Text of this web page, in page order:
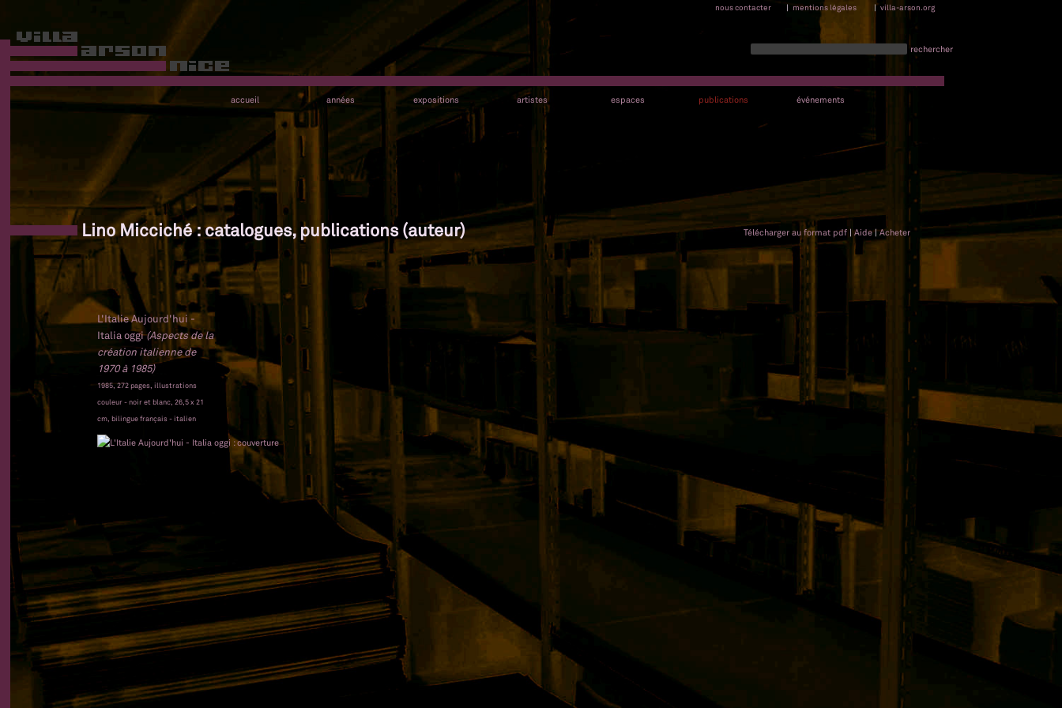
nous contacter | mentions légales | villa-arson.org
rechercher
accueil années expositions artistes espaces publications événements
Lino Micciché : catalogues, publications (auteur) Télécharger au format pdf |Aide|Acheter
L'Italie Aujourd'hui -
Italia oggi(Aspects de la
création italienne de
1970 à 1985)
1985, 272 pages, illustrations
couleur - noir et blanc, 26,5 x 21
cm, bilingue français - italien